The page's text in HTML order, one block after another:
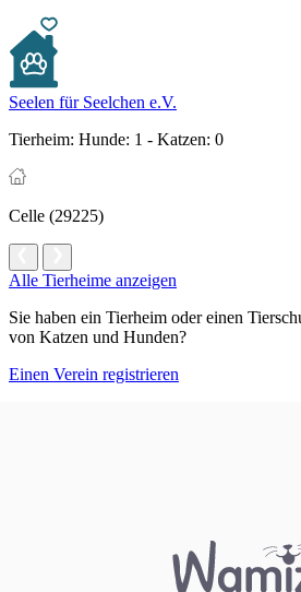
Seelen für Seelchen e.V.
Tierheim: Hunde: 1 - Katzen: 0
Celle (29225)
Alle Tierheime anzeigen
Sie haben ein Tierheim oder einen
von Katzen und Hunden?
Einen Verein registrieren